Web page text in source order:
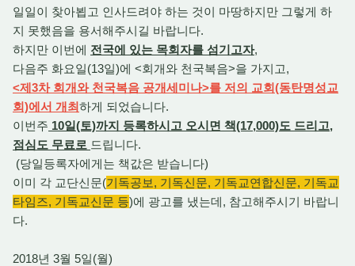
일일이 찾아뵙고 인사드려야 하는 것이 마땅하지만 그렇게 하
지 못했음을 용서해주시길 바랍니다.
하지만 이번에 전국에 있는 목회자를 섬기고자,
다음주 화요일(13일)에 <회개와 천국복음>을 가지고,
<제3차 회개와 천국복음 공개세미나>를 저의 교회(동탄명성교
회)에서 개최하게 되었습니다.
이번주 10일(토)까지 등록하시고 오시면 책(17,000)도 드리고,
점심도 무료로 드립니다.
(당일등록자에게는 책값은 받습니다)
이미 각 교단신문(기독공보, 기독신문, 기독교연합신문, 기독교
타임즈, 기독교신문 등)에 광고를 냈는데, 참고해주시기 바랍니
다.
2018년 3월 5일(월)